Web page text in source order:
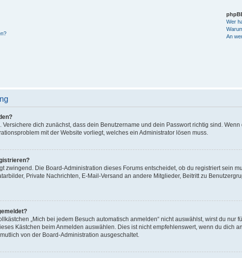
Wer
An
dich zunächst, dass dein Benutzername und dein Passwort richtig sind.
mit der Website vorliegt, welches ein Administrator lösen muss.
zwingend. Die Board-Administration dieses Forums entscheidet, ob du registriert sein
Private Nachrichten, E-Mail-Versand an andere Mitglieder, Beitritt zu
„Mich bei jedem Besuch automatisch anmelden“ nicht auswählst, wirst du
Kästchen beim Anmelden auswählen. Dies ist nicht empfehlenswert, wenn du dich
von der Board-Administration ausgeschaltet.